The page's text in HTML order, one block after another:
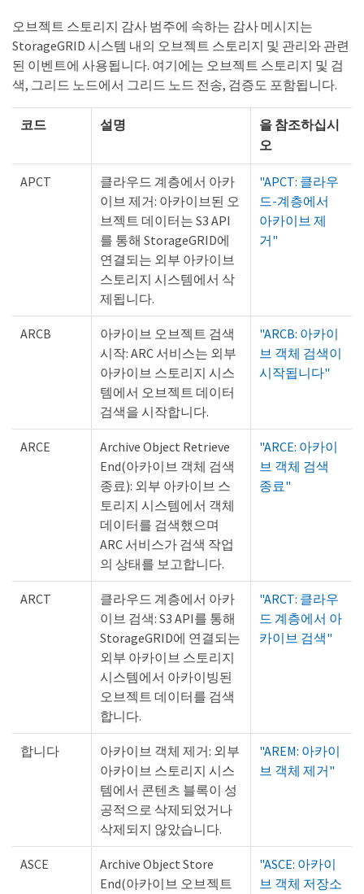
오브젝트 스토리지 감사 범주에 속하는 감사 메시지는
StorageGRID 시스템 내의 오브젝트 스토리지 및 관리와 관련
된 이벤트에 사용됩니다. 여기에는 오브젝트 스토리지 및 검
색, 그리드 노드에서 그리드 노드 전송, 검증도 포함됩니다.
코드 설명
을 참조하십시
오
APCT
클라우드 계층에서 아카
이브 제거: 아카이브된 오
브젝트 데이터는 S3 API
를 통해 StorageGRID에
연결되는 외부 아카이브
스토리지 시스템에서 삭
제됩니다.
"APCT: 클라우
드-계층에서
아카이브 제
거"
ARCB
아카이브 오브젝트 검색
시작: ARC 서비스는 외부
아카이브 스토리지 시스
템에서 오브젝트 데이터
검색을 시작합니다.
"ARCB: 아카이
브 객체 검색이
시작됩니다"
ARCE
Archive Object Retrieve
End(아카이브 객체 검색
종료): 외부 아카이브 스
토리지 시스템에서 객체
데이터를 검색했으며
ARC 서비스가 검색 작업
의 상태를 보고합니다.
"ARCE: 아카이
브 객체 검색
종료"
ARCT
클라우드 계층에서 아카
이브 검색: S3 API를 통해
StorageGRID에 연결되는
외부 아카이브 스토리지
시스템에서 아카이빙된
오브젝트 데이터를 검색
합니다.
"ARCT: 클라우
드 계층에서 아
카이브 검색"
합니다
아카이브 객체 제거: 외부
아카이브 스토리지 시스
템에서 콘텐츠 블록이 성
공적으로 삭제되었거나
삭제되지 않았습니다.
"AREM: 아카이
브 객체 제거"
ASCE
Archive Object Store
End(아카이브 오브젝트
"ASCE: 아카이
브 객체 저장소